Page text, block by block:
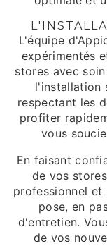
L'équipe
expérimentés
stores avec
l'installation
respectant les
profiter
vous
En faisant
de vos
professionnel et
pose, en
d'entretien.
de vos